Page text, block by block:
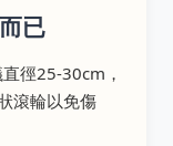
已
徑25-30cm，
滾輪以免傷